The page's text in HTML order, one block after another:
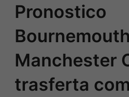
Pronostico
Manchester
trasferta